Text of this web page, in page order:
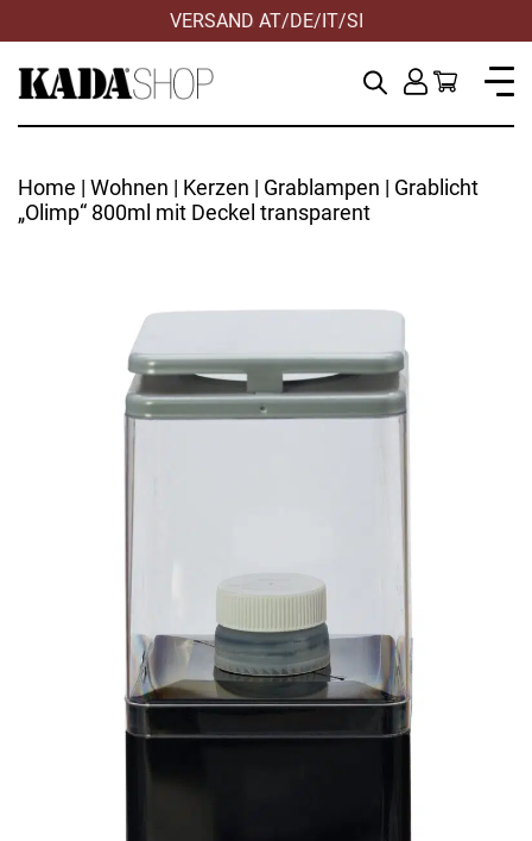
VERSAND AT/DE/IT/SI
Home | Wohnen | Kerzen | Grablampen | Grablicht
„Olimp“ 800ml mit Deckel transparent